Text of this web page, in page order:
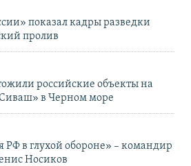
показал кадры разведки
пролив
российские объекты на
в Черном море
в глухой обороне» – командир
Носиков